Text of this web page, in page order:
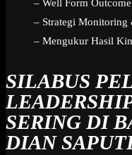
– Well Form Outcome
– Strategi Monitoring
– Mengukur Hasil
SILABUS
SERING DI
DIAN